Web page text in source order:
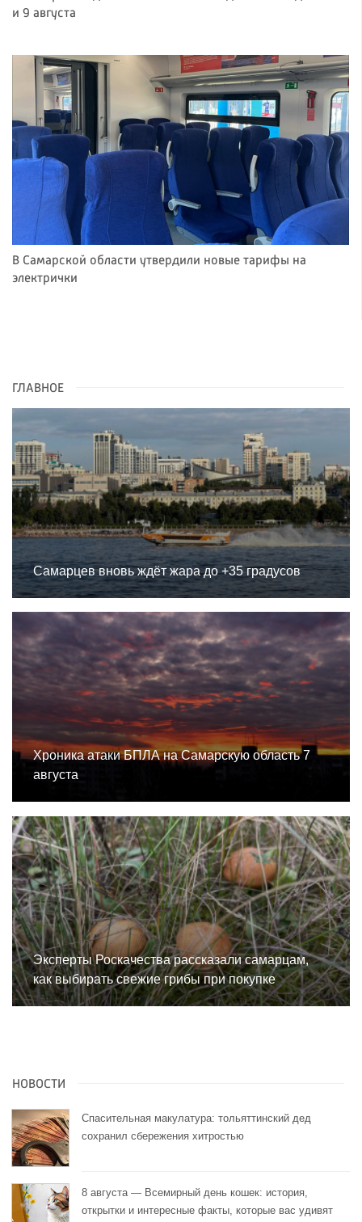
и 9 августа
В Самарской области утвердили новые тарифы на
электрички
ГЛАВНОЕ
Самарцев вновь ждёт жара до +35 градусов
Хроника атаки БПЛА на Самарскую область 7
августа
Эксперты Роскачества рассказали самарцам,
как выбирать свежие грибы при покупке
НОВОСТИ
Спасительная макулатура: тольяттинский дед
сохранил сбережения хитростью
8 августа — Всемирный день кошек: история,
открытки и интересные факты, которые вас удивят